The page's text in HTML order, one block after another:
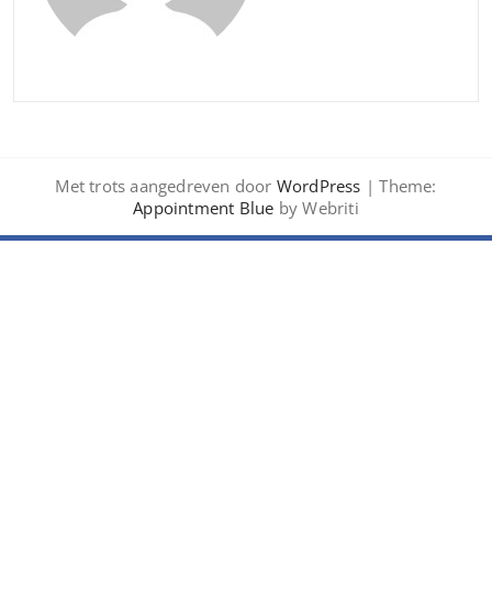
Met trots aangedreven door WordPress | Theme:
Appointment Blue by Webriti